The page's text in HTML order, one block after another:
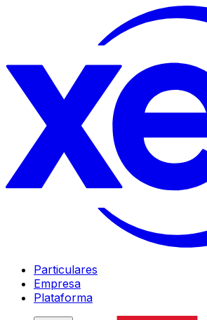
Particulares
Empresa
Plataforma